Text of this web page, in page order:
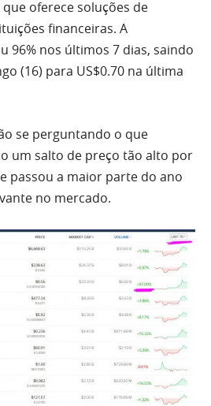
oferece soluções de
financeiras. A
96% nos últimos 7 dias, saindo
(16) para US$0.70 na última
se perguntando o que
um salto de preço tão alto por
passou a maior parte do ano
no mercado.